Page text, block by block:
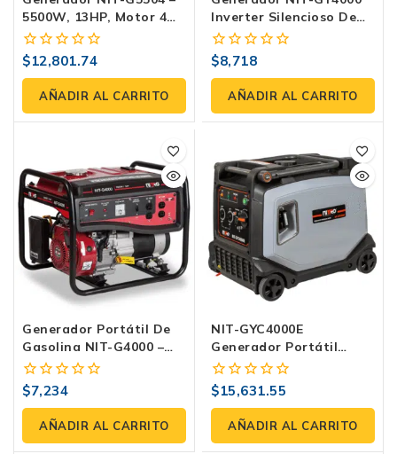
5500W, 13HP, Motor 4
Tiempos, Tanque 25L,
Incluye Kit Completo
0
fuera
5
$12,801.74
AÑADIR AL CARRITO
Inverter Silencioso De
3600W – Compacto Y
Eficiente Con Modo Eco.
0
fuera
5
$8,718
AÑADIR AL CARRITO
Generador Portátil De
Gasolina NIT-G4000 –
3500W De Potencia Con
Motor De 223cc Y
Arranque Manual
0
fuera
5
$7,234
AÑADIR AL CARRITO
NIT-GYC4000E
Generador Portátil
Silencioso De 3600W –
Eficiencia Y Bajo Ruido.
0
fuera
5
$15,631.55
AÑADIR AL CARRITO